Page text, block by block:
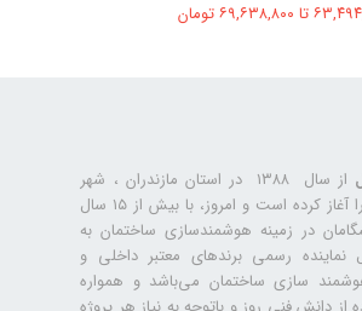
۶۹,۶۳۸,۸۰۰ تومان
از سال ۱۳۸۸ در استان مازندران ، شهر
ساری فعالیت خود را آغاز کرده است و امروز، با بیش از ۱۵ سال
در زمینه هوشمندسازی ساختمان به
نماینده رسمی برندهای معتبر داخلی و
سازی ساختمان می‌باشد و همواره